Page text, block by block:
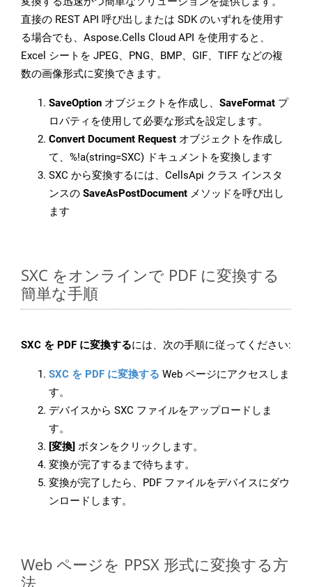
直接の REST API 呼び出しまたは SDK のいずれを使用す
る場合でも、Aspose.Cells Cloud API を使用すると、
Excel シートを JPEG、PNG、BMP、GIF、TIFF などの複
数の画像形式に変換できます。
SaveOption オブジェクトを作成し、 SaveFormat プ
ロパティを使用して必要な形式を設定します。
Convert Document Request オブジェクトを作成し
て、%!a(string=SXC) ドキュメントを変換します
SXC から変換するには、CellsApi クラス インスタ
ンスの SaveAsPostDocument メソッドを呼び出し
ます
SXC をオンラインで PDF に変換する
簡単な手順
SXC を PDF に変換するには、次の手順に従ってください:
SXC を PDF に変換する Web ページにアクセスしま
す。
デバイスから SXC ファイルをアップロードしま
す。
[変換] ボタンをクリックします。
変換が完了するまで待ちます。
変換が完了したら、PDF ファイルをデバイスにダウ
ンロードします。
Web ページを PPSX 形式に変換する方
法